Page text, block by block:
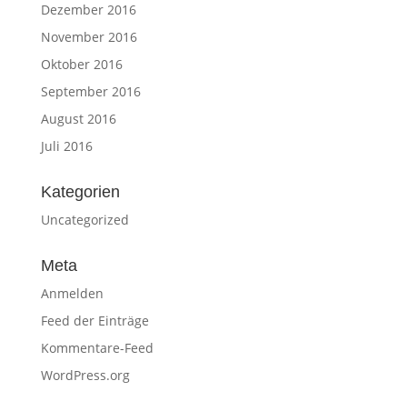
Dezember 2016
November 2016
Oktober 2016
September 2016
August 2016
Juli 2016
Kategorien
Uncategorized
Meta
Anmelden
Feed der Einträge
Kommentare-Feed
WordPress.org